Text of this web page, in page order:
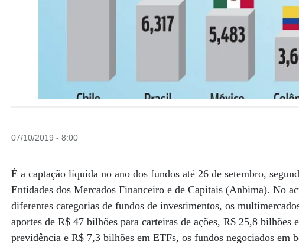
07/10/2019 - 8:00
É a captação líquida no ano dos fundos até 26 de setembro,
Entidades dos Mercados Financeiro e de Capitais (Anbima). No
diferentes categorias de fundos de investimentos, os
aportes de R$ 47 bilhões para carteiras de ações, R$ 25,8
previdência e R$ 7,3 bilhões em ETFs, os fundos negociados em